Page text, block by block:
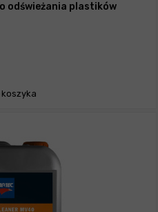
odświeżania plastików
koszyka